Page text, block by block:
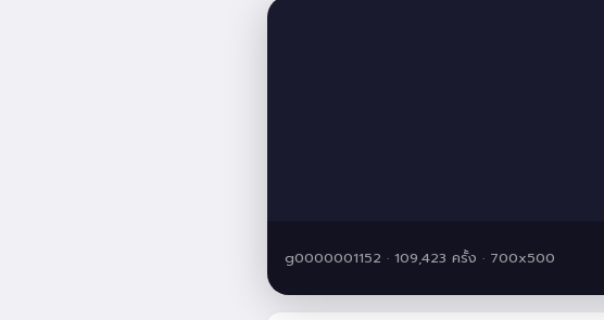
g0000001152 · 109,423 ครั้ง · 700x500